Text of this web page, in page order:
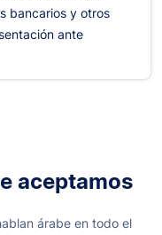
bancarios y otros
ante
aceptamos
árabe en todo el